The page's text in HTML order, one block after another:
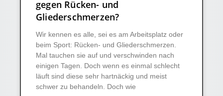
gegen Rücken- und
Gliederschmerzen?
Wir kennen es alle, sei es am Arbeitsplatz oder
beim Sport: Rücken- und Gliederschmerzen.
Mal tauchen sie auf und verschwinden nach
einigen Tagen. Doch wenn es einmal schlecht
läuft sind diese sehr hartnäckig und meist
schwer zu behandeln. Doch wie